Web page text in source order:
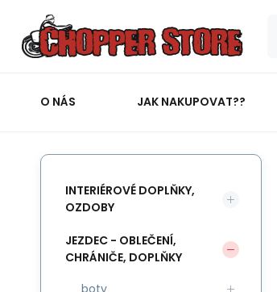
O NÁS JAK NAKUPOVAT??
INTERIÉROVÉ DOPLŇKY,
OZDOBY
JEZDEC - OBLEČENÍ,
CHRÁNIČE, DOPLŇKY
boty